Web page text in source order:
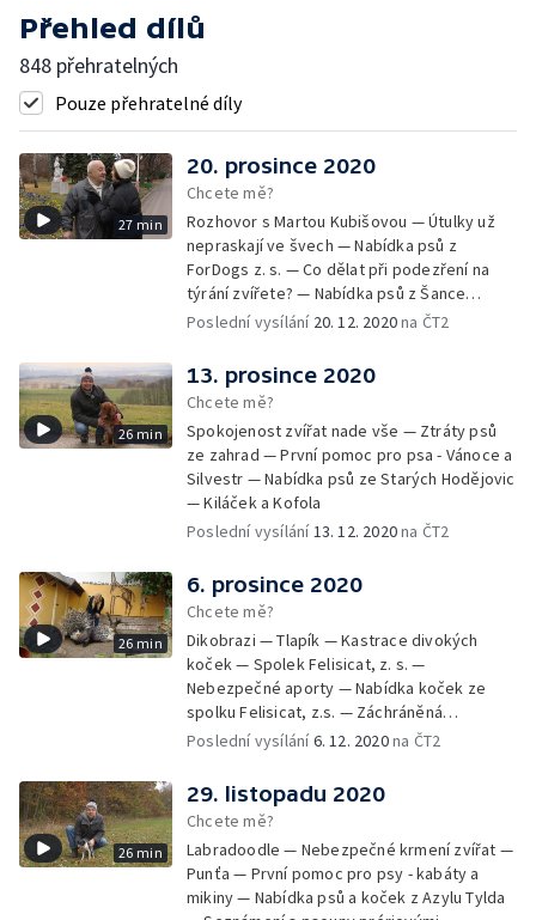
Přehled dílů
848 přehratelných
Pouze přehratelné díly
27 min
20. prosince 2020
Chcete mě?
Rozhovor s Martou Kubišovou — Útulky už
nepraskají ve švech — Nabídka psů z
ForDogs z. s. — Co dělat při podezření na
týrání zvířete? — Nabídka psů z Šance
zvířatům — Rozloučení
Poslední vysílání 20. 12. 2020na ČT2
26 min
13. prosince 2020
Chcete mě?
Spokojenost zvířat nade vše — Ztráty psů
ze zahrad — První pomoc pro psa - Vánoce a
Silvestr — Nabídka psů ze Starých Hodějovic
— Kiláček a Kofola
Poslední vysílání 13. 12. 2020na ČT2
26 min
6. prosince 2020
Chcete mě?
Dikobrazi — Tlapík — Kastrace divokých
koček — Spolek Felisicat, z. s. —
Nebezpečné aporty — Nabídka koček ze
spolku Felisicat, z.s. — Záchráněná
labradorka Terezka
Poslední vysílání6. 12. 2020na ČT2
26 min
29. listopadu 2020
Chcete mě?
Labradoodle — Nebezpečné krmení zvířat —
Punťa — První pomoc pro psy - kabáty a
mikiny — Nabídka psů a koček z Azylu Tylda